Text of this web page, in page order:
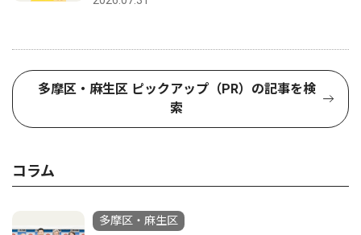
多摩区・麻生区 ピックアップ（PR）の記事を検
索
コラム
多摩区・麻生区